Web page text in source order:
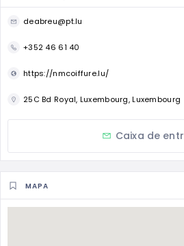
deabreu@pt.lu
+352 46 61 40
https://nmcoiffure.lu/
25C Bd Royal, Luxembourg, Luxembourg
Caixa de
MAPA